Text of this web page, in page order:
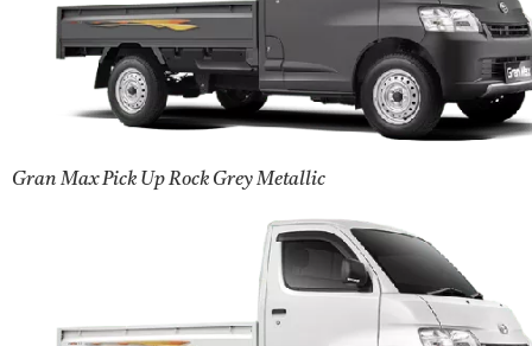
Gran Max Pick Up Rock Grey Metallic